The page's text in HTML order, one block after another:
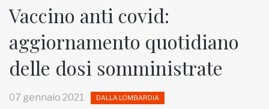
HOME
Vaccino anti covid:
aggiornamento quotidiano
delle dosi somministrate
07 gennaio 2021 DALLA LOMBARDIA